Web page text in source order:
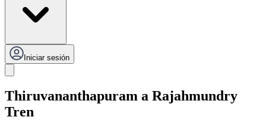
Iniciar sesión
Thiruvananthapuram a Rajahmundry
Tren